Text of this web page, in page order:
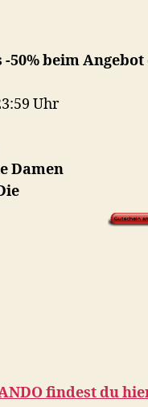
reduziert
50% beim
Uhr
Damen
findest du